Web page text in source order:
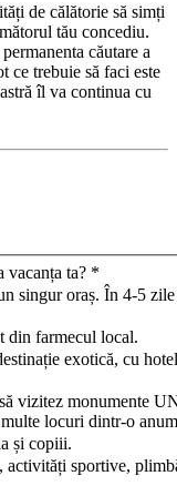
de călătorie să simți
tău concediu.
căutare a
ce trebuie să faci este
îl va continua cu
vacanța ta? *
singur oraș. În 4-5 zile
din farmecul local.
exotică, cu
vizitez monumente
locuri dintr-o
și copiii.
activități sportive,